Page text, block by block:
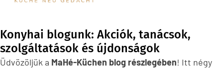
Konyhai blogunk: Akciók, tanácsok,
szolgáltatások és újdonságok
Üdvözöljük a MaHé-Küchen blog részlegében! Itt négy